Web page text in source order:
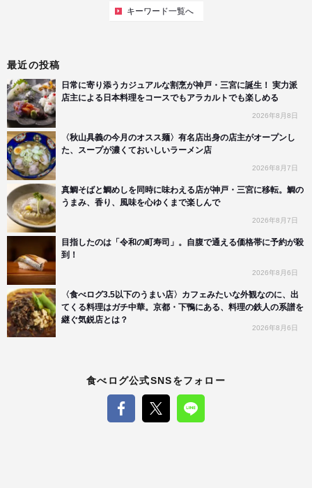
キーワード一覧へ
最近の投稿
日常に寄り添うカジュアルな割烹が神戸・三宮に誕生！ 実力派
店主による日本料理をコースでもアラカルトでも楽しめる
2026年8月8日
〈秋山具義の今月のオスス麺〉有名店出身の店主がオープンし
た、スープが濃くておいしいラーメン店
2026年8月7日
真鯛そばと鯛めしを同時に味わえる店が神戸・三宮に移転。鯛の
うまみ、香り、風味を心ゆくまで楽しんで
2026年8月7日
目指したのは「令和の町寿司」。自腹で通える価格帯に予約が殺
到！
2026年8月6日
〈食べログ3.5以下のうまい店〉カフェみたいな外観なのに、出
てくる料理はガチ中華。京都・下鴨にある、料理の鉄人の系譜を
継ぐ気鋭店とは？
2026年8月6日
食べログ公式SNSをフォロー